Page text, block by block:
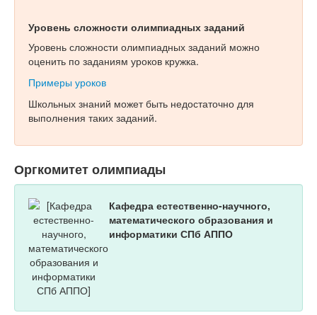
Уровень сложности олимпиадных заданий
Уровень сложности олимпиадных заданий можно
оценить по заданиям уроков кружка.
Примеры уроков
Школьных знаний может быть недостаточно для
выполнения таких заданий.
Оргкомитет олимпиады
Кафедра естественно-научного,
математического образования и
информатики СПб АППО